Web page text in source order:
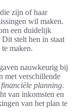
zijn of haar
wil maken.
een duidelijk
stelt hen in staat
maken.
nauwkeurig bij
met verschillende
financiële planning.
van inkomsten en
van het plan te